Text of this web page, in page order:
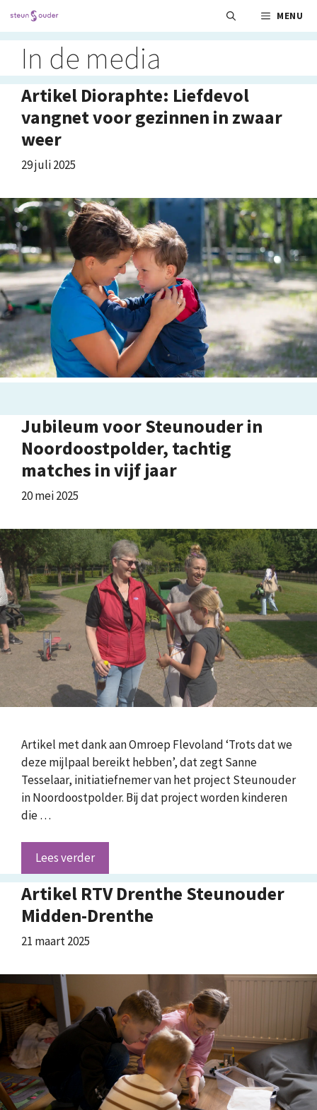
de
inhoud
MENU
In de media
Artikel Dioraphte: Liefdevol
vangnet voor gezinnen in zwaar
weer
29 juli 2025
Jubileum voor Steunouder in
Noordoostpolder, tachtig
matches in vijf jaar
20 mei 2025
Artikel met dank aan Omroep Flevoland ‘Trots dat we
deze mijlpaal bereikt hebben’, dat zegt Sanne
Tesselaar, initiatiefnemer van het project Steunouder
in Noordoostpolder. Bij dat project worden kinderen
die …
Lees verder
Artikel RTV Drenthe Steunouder
Midden-Drenthe
21 maart 2025